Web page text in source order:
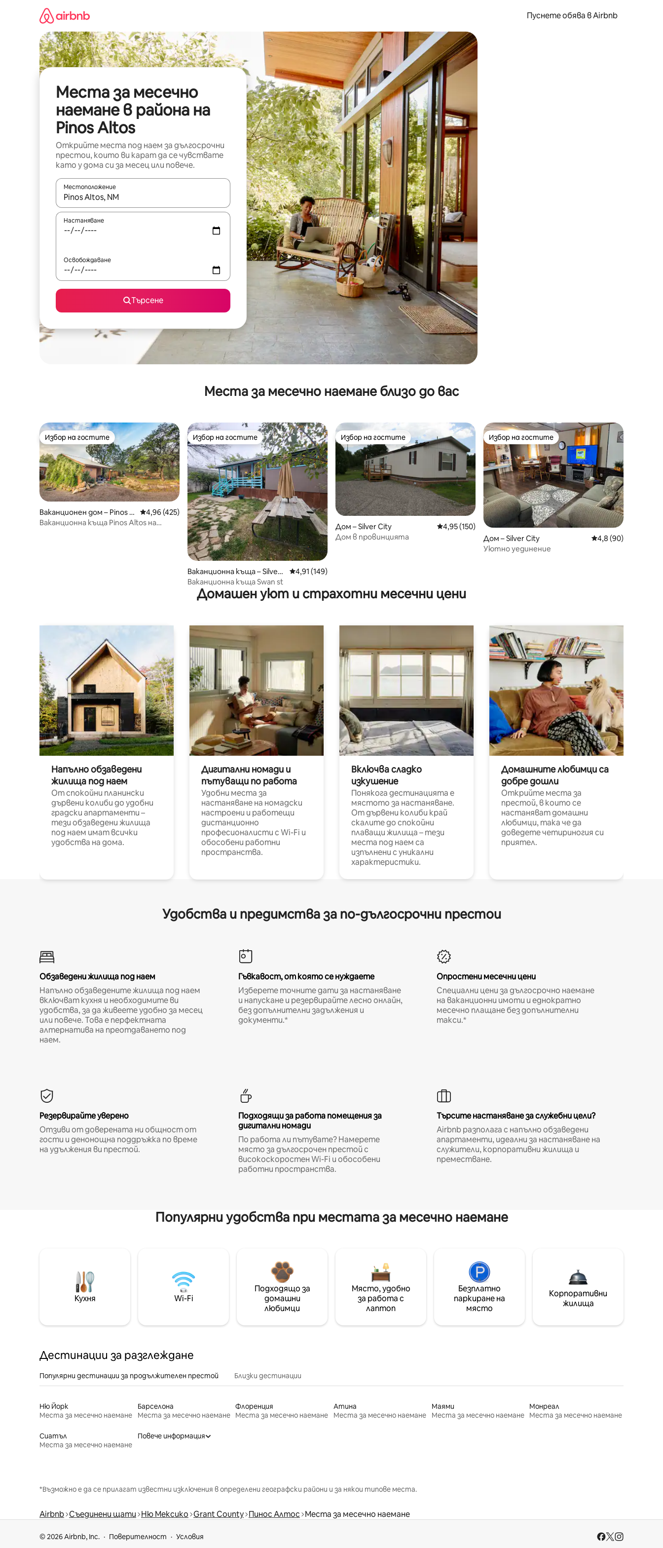
съдържанието
Пуснете обява в Airbnb
Места за месечно
наемане в района на
Pinos Altos
Открийте места под наем за дългосрочни
престои, които ви карат да се чувствате
като у дома си за месец или повече.
Местоположение
Когато резултатите се покажат, използвайте клавишите със стрелки нагоре и надолу или навигирайте с докосване или плъзгане.
Настаняване
Освобождаване
Търсене
Места за месечно наемане близо до вас
Избор на гостите
Избор на гостите
Ваканционен дом – Pinos Al
tos
Средна оценка: 4,96 от 5, 425 отзива
4,96 (425)
Ваканционна къща Pinos Altos на
Избор на гостите
Избор на гостите
Ваканционна къща – Silver
City
Средна оценка: 4,91 от 5, 149 отзива
4,91 (149)
Ваканционна къща Swan st
Избор на гостите
Избор на гостите
Дом – Silver City Средна оценка: 4,95 от 5, 150 отзива
4,95 (150)
Дом в провинцията
Избор на гостите
Избор на гостите
Дом – Silver City Средна оценка:
4,8 (90)
Уютно уединение
Домашен уют и страхотни месечни цени
Напълно обзаведени
жилища под наем
От спокойни планински
дървени колиби до удобни
градски апартаменти –
тези обзаведени жилища
под наем имат всички
удобства на дома.
Дигитални номади и
пътуващи по работа
Удобни места за
настаняване на номадски
настроени и работещи
дистанционно
професионалисти с Wi-Fi и
обособени работни
пространства.
Включва сладко
изкушение
Понякога дестинацията е
мястото за настаняване.
От дървени колиби край
скалите до спокойни
плаващи жилища – тези
места под наем са
изпълнени с уникални
характеристики.
Домашните любимци са
добре дошли
Открийте места за
престой, в които се
настаняват домашни
любимци, така че да
доведете четириногия си
приятел.
Удобства и предимства за по-дългосрочни престои
Обзаведени жилища под наем
Напълно обзаведените жилища под наем
включват кухня и необходимите ви
удобства, за да живеете удобно за месец
или повече. Това е перфектната
алтернатива на преотдаването под
наем.
Гъвкавост, от която се нуждаете
Изберете точните дати за настаняване
и напускане и резервирайте лесно онлайн,
без допълнителни задължения и
документи.*
Опростени месечни цени
Специални цени за дългосрочно наемане
на ваканционни имоти и еднократно
месечно плащане без допълнителни
такси.*
Резервирайте уверено
Отзиви от доверената ни общност от
гости и денонощна поддръжка по време
на удължения ви престой.
Подходящи за работа помещения за
дигитални номади
По работа ли пътувате? Намерете
място за дългосрочен престой с
високоскоростен Wi-Fi и обособени
работни пространства.
Търсите настаняване за служебни цели?
Airbnb разполага с напълно обзаведени
апартаменти, идеални за настаняване на
служители, корпоративни жилища и
преместване.
Популярни удобства при местата за месечно наемане
Кухня Wi-Fi
Подходящо за
домашни
любимци
Място, удобно
за работа с
лаптоп
Безплатно
паркиране на
място
Корпоративни
жилища
Дестинации за разглеждане
Популярни дестинации за продължителен престой Близки дестинации
Ню Йорк
Места за месечно наемане
Барселона
Места за месечно наемане
Флоренция
Места за месечно наемане
Атина
Места за месечно наемане
Маями
Места за месечно наемане
Монреал
Места за месечно наемане
Сиатъл
Места за месечно наемане
Повече информация
*Възможно е да се прилагат известни изключения в определени географски райони и за някои типове места.
Airbnb Съединени щати Ню Мексико Grant County Пинос Алтос Места за месечно наемане
© 2026 Airbnb, Inc. Поверителност Условия